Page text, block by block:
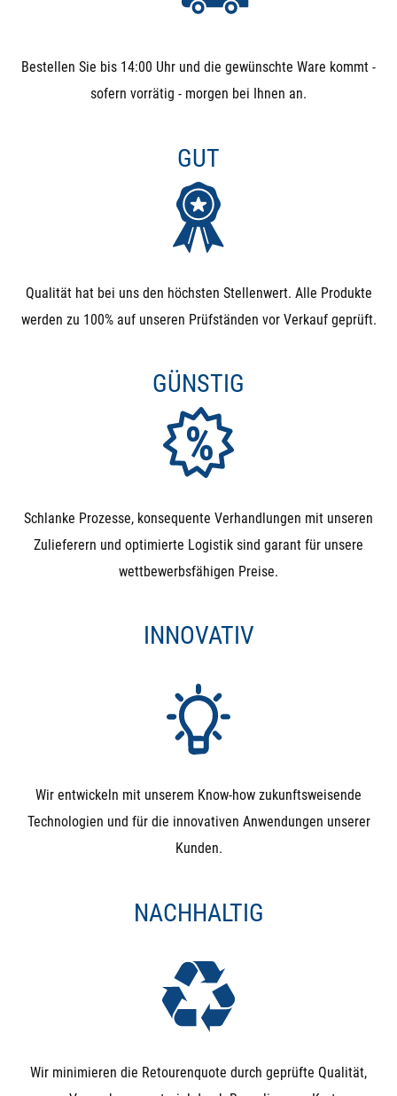
Bestellen Sie bis 14:00 Uhr und die gewünschte Ware kommt -
sofern vorrätig - morgen bei Ihnen an.
GUT
Qualität hat bei uns den höchsten Stellenwert. Alle Produkte
werden zu 100% auf unseren Prüfständen vor Verkauf geprüft.
GÜNSTIG
Schlanke Prozesse, konsequente Verhandlungen mit unseren
Zulieferern und optimierte Logistik sind garant für unsere
wettbewerbsfähigen Preise.
INNOVATIV
Wir entwickeln mit unserem Know-how zukunftsweisende
Technologien und für die innovativen Anwendungen unserer
Kunden.
NACHHALTIG
Wir minimieren die Retourenquote durch geprüfte Qualität,